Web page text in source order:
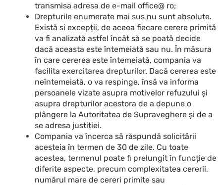
transmisa adresa de e-mail office@ ro;
Drepturile enumerate mai sus nu sunt absolute.
Există si excepții, de aceea fiecare cerere primită
va fi analizată astfel încât să se poată decide
dacă aceasta este întemeiată sau nu. În măsura
în care cererea este întemeiată, compania va
facilita exercitarea drepturilor. Dacă cererea este
neîntemeiată, o va respinge, însă va informa
persoanele vizate asupra motivelor refuzului și
asupra drepturilor acestora de a depune o
plângere la Autoritatea de Supraveghere și de a
se adresa justiției.
Compania va încerca să răspundă solicitării
acesteia în termen de 30 de zile. Cu toate
acestea, termenul poate fi prelungit în funcție de
diferite aspecte, precum complexitatea cererii,
numărul mare de cereri primite sau